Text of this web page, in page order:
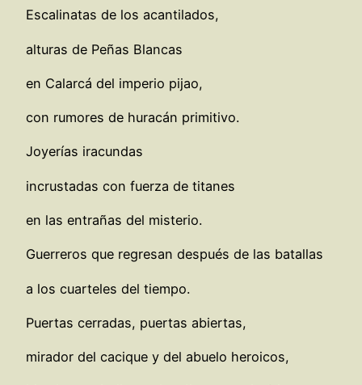
Escalinatas de los acantilados,
alturas de Peñas Blancas
en Calarcá del imperio pijao,
con rumores de huracán primitivo.
Joyerías iracundas
incrustadas con fuerza de titanes
en las entrañas del misterio.
Guerreros que regresan después de las batallas
a los cuarteles del tiempo.
Puertas cerradas, puertas abiertas,
mirador del cacique y del abuelo heroicos,